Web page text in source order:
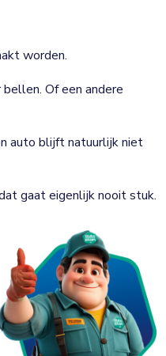
worden.
Of een andere
auto blijft natuurlijk niet
gaat eigenlijk nooit stuk.